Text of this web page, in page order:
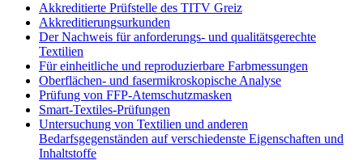
Akkreditierte Prüfstelle des TITV Greiz
Akkreditierungsurkunden
Der Nachweis für anforderungs- und qualitätsgerechte
Textilien
Für einheitliche und reproduzierbare Farbmessungen
Oberflächen- und fasermikroskopische Analyse
Prüfung von FFP-Atemschutzmasken
Smart-Textiles-Prüfungen
Untersuchung von Textilien und anderen
Bedarfsgegenständen auf verschiedenste Eigenschaften und
Inhaltstoffe